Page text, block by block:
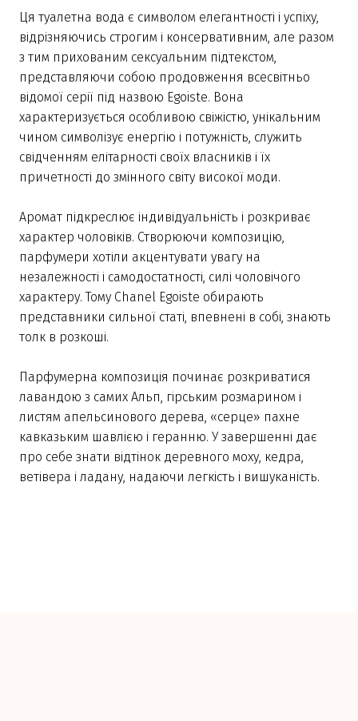
Ця туалетна вода є символом елегантності і успіху,
відрізняючись строгим і консервативним, але разом
з тим прихованим сексуальним підтекстом,
представляючи собою продовження всесвітньо
відомої серії під назвою Egoiste. Вона
характеризується особливою свіжістю, унікальним
чином символізує енергію і потужність, служить
свідченням елітарності своїх власників і їх
причетності до змінного світу високої моди.
Аромат підкреслює індивідуальність і розкриває
характер чоловіків. Створюючи композицію,
парфумери хотіли акцентувати увагу на
незалежності і самодостатності, силі чоловічого
характеру. Тому Chanel Egoiste обирають
представники сильної статі, впевнені в собі, знають
толк в розкоші.
Парфумерна композиція починає розкриватися
лавандою з самих Альп, гірським розмарином і
листям апельсинового дерева, «серце» пахне
кавказьким шавлією і геранню. У завершенні дає
про себе знати відтінок деревного моху, кедра,
ветівера і ладану, надаючи легкість і вишуканість.